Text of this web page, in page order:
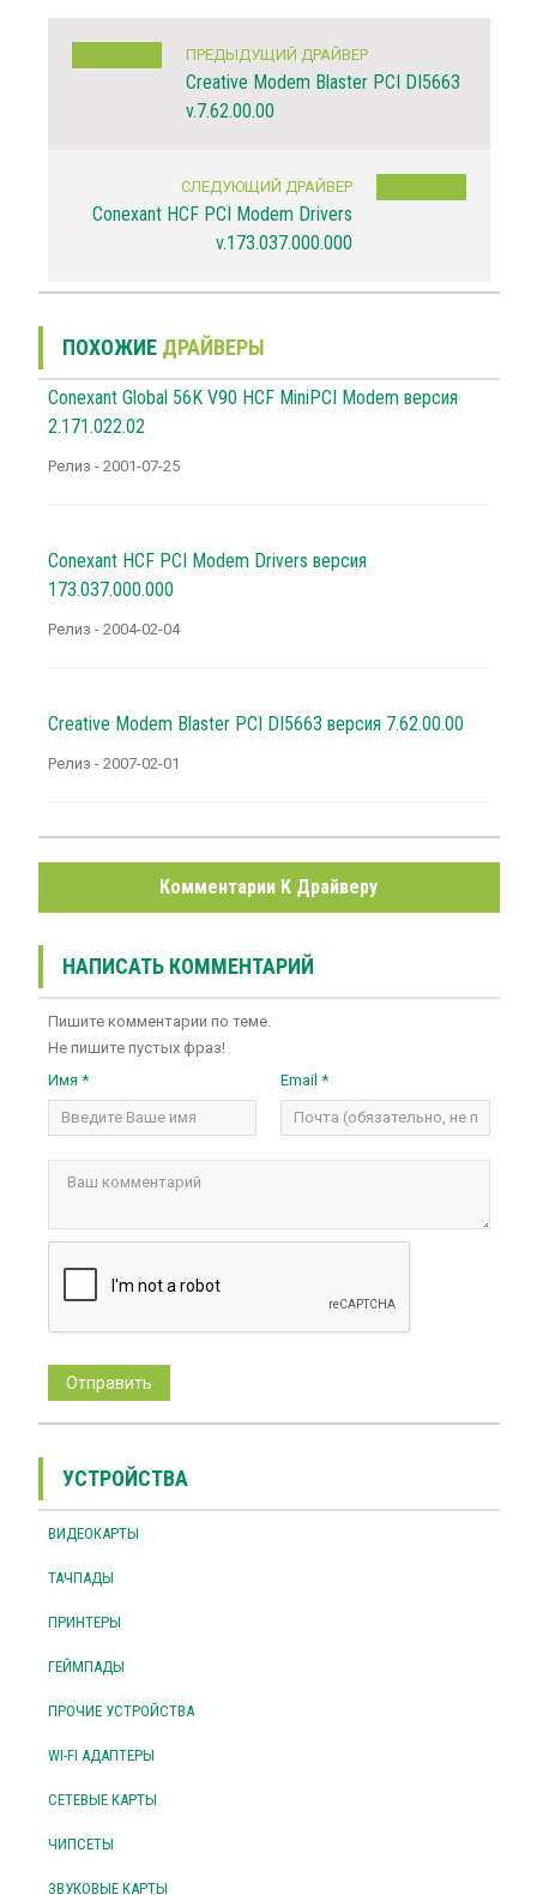
ПРЕДЫДУЩИЙ ДРАЙВЕР
Creative Modem Blaster PCI DI5663
v.7.62.00.00
СЛЕДУЮЩИЙ ДРАЙВЕР
Conexant HCF PCI Modem Drivers
v.173.037.000.000
ПОХОЖИЕ ДРАЙВЕРЫ
Conexant Global 56K V90 HCF MiniPCI Modem версия
2.171.022.02
Релиз - 2001-07-25
Conexant HCF PCI Modem Drivers версия
173.037.000.000
Релиз - 2004-02-04
Creative Modem Blaster PCI DI5663 версия 7.62.00.00
Релиз - 2007-02-01
Комментарии К Драйверу
НАПИСАТЬ КОММЕНТАРИЙ
Пишите комментарии по теме.
Не пишите пустых фраз!
Имя *
Email *
УСТРОЙСТВА
ВИДЕОКАРТЫ
ТАЧПАДЫ
ПРИНТЕРЫ
ГЕЙМПАДЫ
ПРОЧИЕ УСТРОЙСТВА
WI-FI АДАПТЕРЫ
СЕТЕВЫЕ КАРТЫ
ЧИПСЕТЫ
ЗВУКОВЫЕ КАРТЫ